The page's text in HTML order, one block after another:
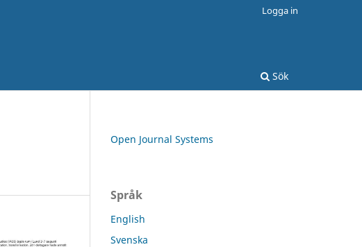
Sök
Logga in
Open Journal Systems
Språk
English
Svenska